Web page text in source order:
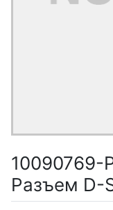
10090769-
Разъем D-